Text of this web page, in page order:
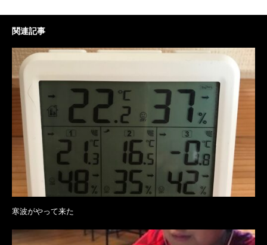
関連記事
寒波がやって来た